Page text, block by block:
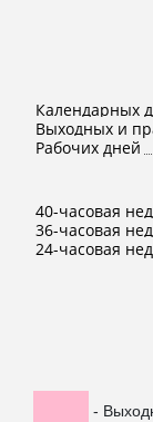
Календарных
Выходных и
Рабочих дней
40-часовая
36-часовая
24-часовая
-